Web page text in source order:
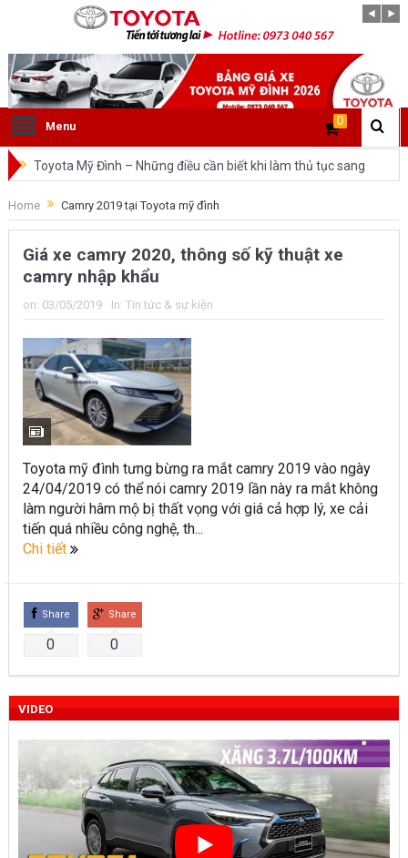
Menu 0
Toyota Mỹ Đình – Những điều cần biết khi làm thủ tục sang
tên ô tô trong cùng tỉnh.
So sánh Toyota Veloz Cross và Toyota Innova: Nên chọn xe
nào?
Đánh giá tổng quan về xe Toyota Veloz Cross 2022 HOT
Những dòng xe của Toyota đang chiếm lĩnh tại thị trường
Việt Nam?
Toyota Việt Nam chính thức ra mắt Toyota Fortuner 2022 và
Land cruiser 2022 phiên bản mới
Toyota Raize phân khúc SUV cỡ nhỏ mới hứa hẹn nhiều đột
phá
“Bật mí” những thay đổi của Toyota Land Cruiser 2021 vừa
Những dòng xe Toyota đang phổ biến nhất trên thị trường
khúc C – SUV?
Những thay đổi trên dòng xe Vios 2022
Home Camry 2019 tại Toyota mỹ đình
Giá xe camry 2020, thông số kỹ thuật xe
camry nhập khẩu
on: 03/05/2019 In: Tin tức & sự kiện
Toyota mỹ đình tưng bừng ra mắt camry 2019 vào ngày
24/04/2019 có thể nói camry 2019 lần này ra mắt không
làm người hâm mộ bị thất vọng với giá cả hợp lý, xe cải
tiến quá nhiều công nghệ, th...
Chi tiết
Share
0
Share
0
VIDEO